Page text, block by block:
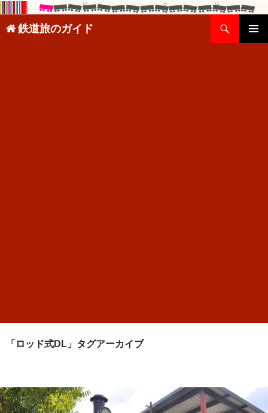
鉄道旅のガイド
索
「ロッド式DL」タグアーカイブ